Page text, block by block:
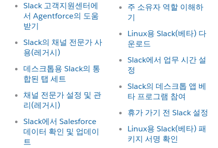
Slack 고객지원센터에
서 Agentforce의 도움
받기
Slack의 채널 전문가 사
용(레거시)
데스크톱용 Slack의 통
합된 탭 세트
채널 전문가 설정 및 관
리(레거시)
Slack에서 Salesforce
데이터 확인 및 업데이
트
주 소유자 역할 이해하
기
Linux용 Slack(베타) 다
운로드
Slack에서 업무 시간 설
정
Slack의 데스크톱 앱 베
타 프로그램 참여
휴가 가기 전 Slack 설정
Linux용 Slack(베타) 패
키지 서명 확인